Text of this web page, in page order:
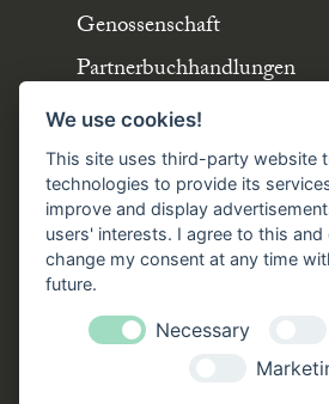
Genossenschaft
Partnerbuchhandlungen
Büchergilde online
Stellenangebote
Folgen Sie uns!
FacebookInstagramYouTubeTikTok
Zustellung durch:
We use cookies!
This site uses third-party website
technologies to provide its
improve and display
users' interests. I agree to this and
change my consent at any time
future.
Necessary